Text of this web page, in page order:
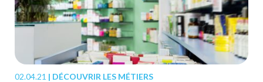
02.04.21 | DÉCOUVRIR LES MÉTIERS